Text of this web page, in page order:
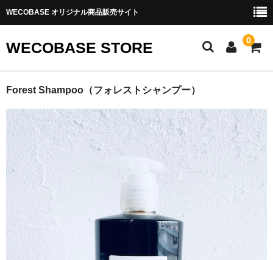
WECOBASE オリジナル商品販売サイト
WECOBASE STORE 0
HOME
インフォメーション
商品一覧
シャンプー
Forest Shampoo（フォレストシャンプー）